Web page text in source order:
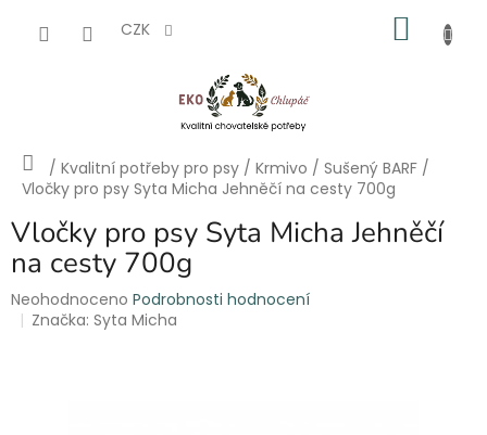
CZK
Domů
/ Kvalitní potřeby pro psy / Krmivo / Sušený BARF /
Vločky pro psy Syta Micha Jehněčí na cesty 700g
Vločky pro psy Syta Micha Jehněčí
na cesty 700g
Průměrné
hodnocení
Neohodnoceno Podrobnosti hodnocení
Značka:Syta Micha